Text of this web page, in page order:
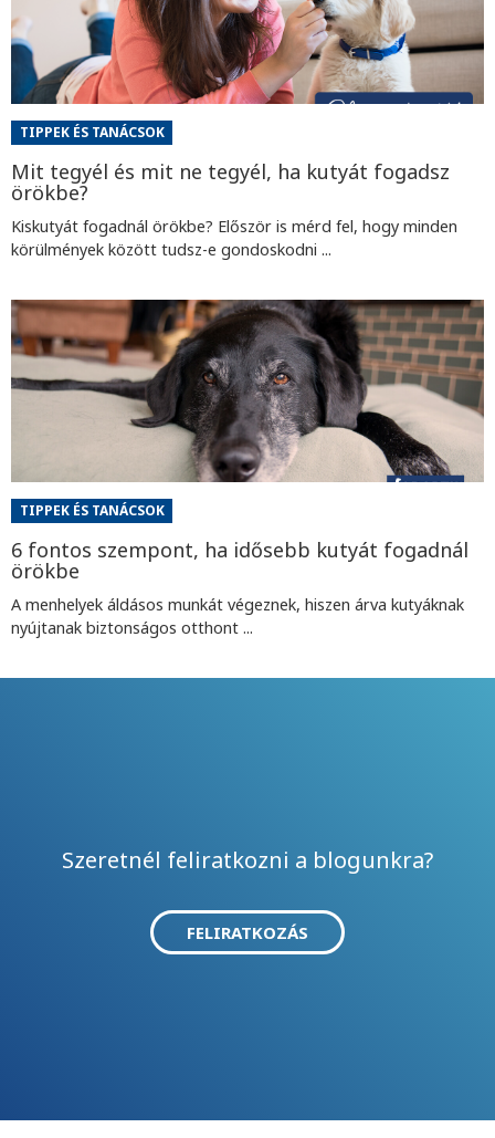
TIPPEK ÉS TANÁCSOK
Mit tegyél és mit ne tegyél, ha kutyát fogadsz
örökbe?
Kiskutyát fogadnál örökbe? Először is mérd fel, hogy minden
körülmények között tudsz-e gondoskodni ...
TIPPEK ÉS TANÁCSOK
6 fontos szempont, ha idősebb kutyát fogadnál
örökbe
A menhelyek áldásos munkát végeznek, hiszen árva kutyáknak
nyújtanak biztonságos otthont ...
Szeretnél feliratkozni a blogunkra?
FELIRATKOZÁS